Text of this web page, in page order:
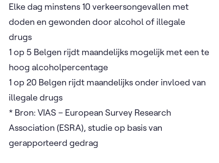
Elke dag minstens 10 verkeersongevallen met
doden en gewonden door alcohol of illegale
drugs
1 op 5 Belgen rijdt maandelijks mogelijk met een te
hoog alcoholpercentage
1 op 20 Belgen rijdt maandelijks onder invloed van
illegale drugs
* Bron: VIAS – European Survey Research
Association (ESRA), studie op basis van
gerapporteerd gedrag